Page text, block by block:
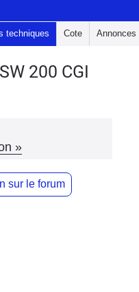
techniques Cote Annonces
200 CGI
»
sur le forum